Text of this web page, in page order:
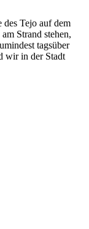
Tejo auf dem
Strand stehen,
tagsüber
wir in der Stadt